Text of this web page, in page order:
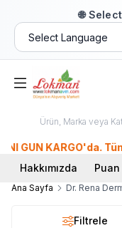
🌐
KARGO'da.
Hakkımızda
Ana Sayfa Dr. Rena
Filtrele